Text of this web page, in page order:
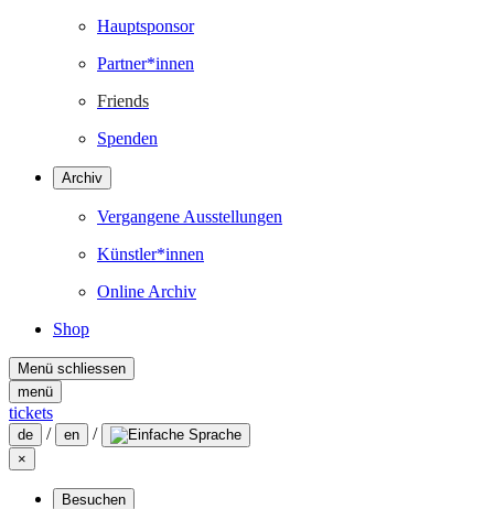
Hauptsponsor
Partner*innen
Friends
Spenden
Archiv
Vergangene Ausstellungen
Künstler*innen
Online Archiv
Shop
Menü schliessen
menü
tickets
de / en /
×
Besuchen